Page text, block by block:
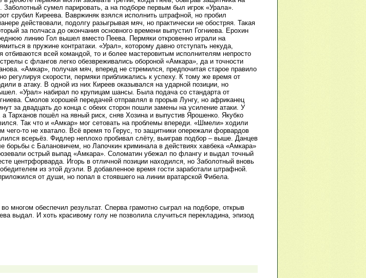
сумел парировать, а на подборе первым был игрок «Урала».
срубил Киреева. Вавржиняк взялся исполнить штрафной, но пробил
действовали, подолгу разыгрывая мяч, но практически не обостряя. Такая
за полчаса до окончания основного времени выпустил Гогниева. Ерохин
линию Гол вышел вместо Пеева. Пермяки откровенно играли на
в пружине контратаки. «Урал», которому давно отступать некуда,
отбиваются всей командой, то и более мастеровитым исполнителям непросто
с флангов легко обезвреживались обороной «Амкара», да и точности
«Амкар», получая мяч, вперед не стремился, предпочитая старое правило
регулируя скорости, пермяки приближались к успеху. К тому же время от
в атаку. В одной из них Киреев оказывался на ударной позиции, но
«Урал» набирал по крупицам шансы. Была подача со стандарта от
Смолов хорошей передачей отправлял в прорыв Лунгу, но африканец
за двадцать до конца с обеих сторон пошли замены на усиление атаки. У
Тарханов пошёл на явный риск, сняв Хозина и выпустив Ярошенко. Якубко
Так что и «Амкар» мог сетовать на проблемы впереди. «Шмели» ходили
чего-то не хватало. Всё время то Герус, то защитники опережали форвардов
всерьёз. Фидлер неплохо пробивал слёту, выиграв подбор – выше. Данцев
борьбы с Балановичем, но Лапочкин криминала в действиях хавбека «Амкара»
острый выпад «Амкара». Соломатин убежал по флангу и выдал точный
центрфорварда. Игорь в отличной позиции находился, но Заболотный вновь
из этой дуэли. В добавленное время гости заработали штрафной.
от души, но попал в стоявшего на линии вратарской Фибела.
многом обеспечил результат. Сперва грамотно сыграл на подборе, открыв
выдал. И хоть красивому голу не позволила случиться перекладина, эпизод